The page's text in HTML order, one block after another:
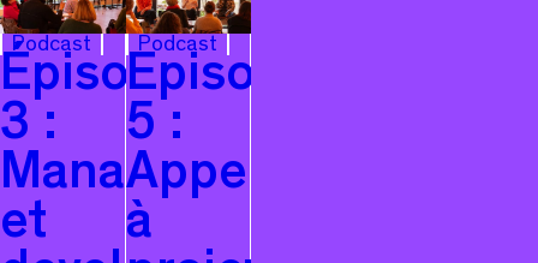
Podcast
Épisode
3 :
Manager
et
Podcast
Episode
5 :
Appel
à